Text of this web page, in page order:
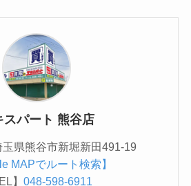
スパート 熊谷店
玉県熊谷市新堀新田491-19
MAPでルート検索】
】 048-598-6911